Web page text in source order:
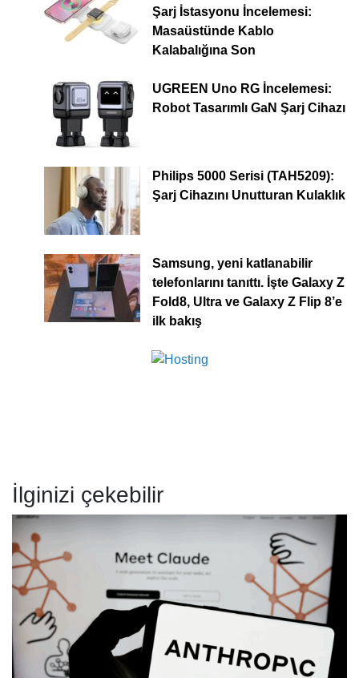
Şarj İstasyonu İncelemesi:
Masaüstünde Kablo
Kalabalığına Son
UGREEN Uno RG İncelemesi:
Robot Tasarımlı GaN Şarj Cihazı
Philips 5000 Serisi (TAH5209):
Şarj Cihazını Unutturan Kulaklık
Samsung, yeni katlanabilir
telefonlarını tanıttı. İşte Galaxy Z
Fold8, Ultra ve Galaxy Z Flip 8’e
ilk bakış
İlginizi çekebilir